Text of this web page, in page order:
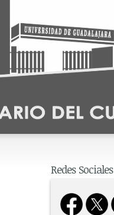
Redes Sociales